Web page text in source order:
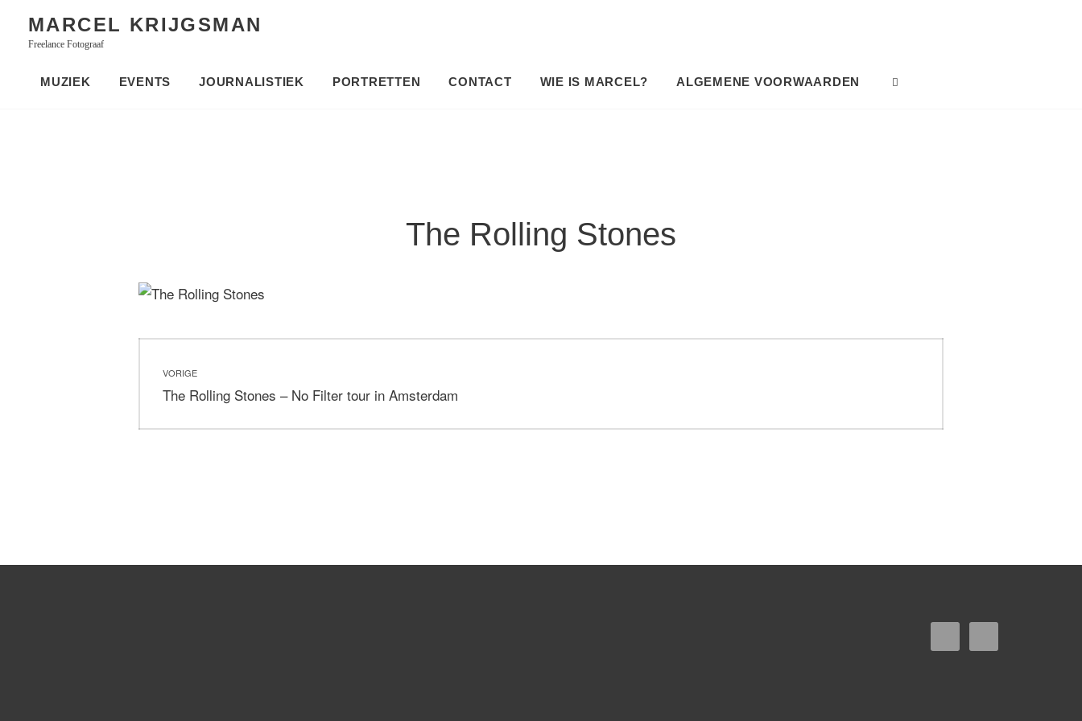
content
MARCEL KRIJGSMAN
Freelance Fotograaf
MUZIEK EVENTS JOURNALISTIEK PORTRETTEN CONTACT WIE IS MARCEL? ALGEMENE VOORWAARDEN
The Rolling Stones
navigatie
VORIGE
Vorig
The Rolling Stones – No Filter tour in Amsterdam